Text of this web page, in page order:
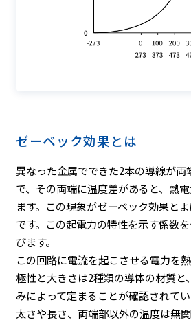
ゼーベック効果とは
異なった金属でできた2本の導線が両
で、その両端に温度差があると、熱
ます。この現象がゼーベック効果と
です。この起電力の特性を示す係数
びます。
この回路に電流を起こさせる電力を
極性と大きさは2種類の導体の材質
みによって定まることが確認されて
太さや長さ、両端部以外の温度は無